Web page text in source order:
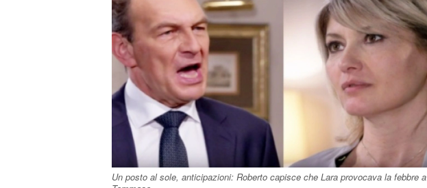
Un posto al sole, anticipazioni: Roberto capisce che Lara provocava la febbre a